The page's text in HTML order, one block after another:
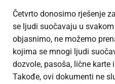
Četvrto donosimo rješenje
se ljudi suočavaju u
objasnimo, ne možemo
kojima se mnogi ljudi
dozvole, pasoša, lične karte
Takođe, ovi dokumenti ne